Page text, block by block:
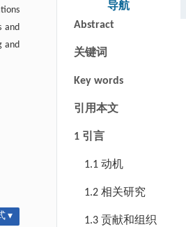
and
and
▾
导航
Abstract
关键词
Key words
引用本文
1 引言
1.1 动机
1.2 相关研究
1.3 贡献和组织